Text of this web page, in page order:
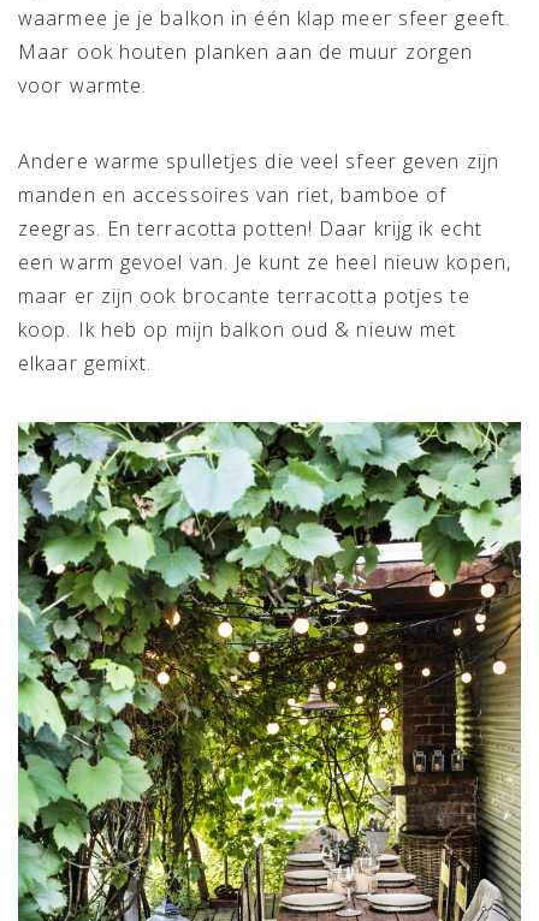
waarmee je je balkon in één klap meer sfeer geeft.
Maar ook houten planken aan de muur zorgen
voor warmte.
Andere warme spulletjes die veel sfeer geven zijn
manden en accessoires van riet, bamboe of
zeegras. En terracotta potten! Daar krijg ik echt
een warm gevoel van. Je kunt ze heel nieuw kopen,
maar er zijn ook brocante terracotta potjes te
koop. Ik heb op mijn balkon oud & nieuw met
elkaar gemixt.